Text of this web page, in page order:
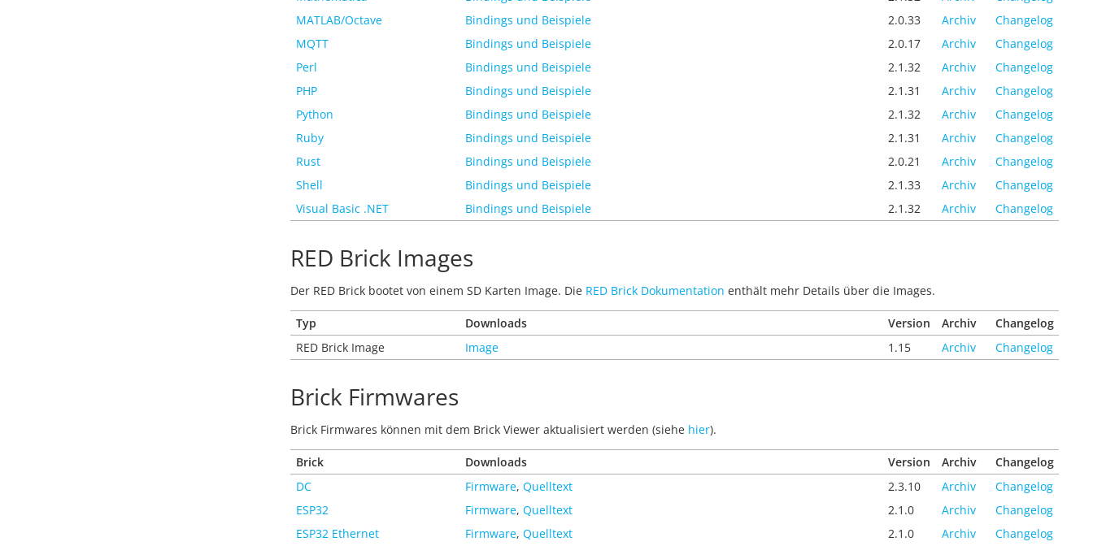
MATLAB/Octave
Bindings und Beispiele 2.0.33 Archiv
Changelog
MQTT
Bindings und Beispiele 2.0.17 Archiv
Changelog
Perl
Bindings und Beispiele 2.1.32 Archiv
Changelog
PHP
Bindings und Beispiele 2.1.31 Archiv
Changelog
Python
Bindings und Beispiele 2.1.32 Archiv
Changelog
Ruby
Bindings und Beispiele 2.1.31 Archiv
Changelog
Rust
Bindings und Beispiele 2.0.21 Archiv
Changelog
Shell
Bindings und Beispiele 2.1.33 Archiv
Changelog
Visual Basic .NET
Bindings und Beispiele 2.1.32 Archiv Changelog
RED Brick Images
Der RED Brick bootet von einem SD Karten Image. Die RED Brick Dokumentation enthält mehr Details über die Images.
Typ Downloads Version Archiv
Changelog
RED Brick Image
Image 1.15 Archiv Changelog
Brick Firmwares
Brick Firmwares können mit dem Brick Viewer aktualisiert werden (siehe hier).
Brick Downloads Version Archiv
Changelog
DC
Firmware, Quelltext 2.3.10 Archiv
Changelog
ESP32
Firmware, Quelltext 2.1.0 Archiv
Changelog
ESP32 Ethernet
Firmware, Quelltext 2.1.0 Archiv
Changelog